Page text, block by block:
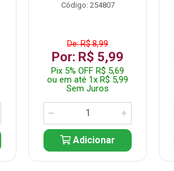
Código: 254807
De: R$ 8,99
Por: R$ 5,99
Pix 5% OFF R$ 5,69
ou em até 1x R$ 5,99
Sem Juros
Adicionar